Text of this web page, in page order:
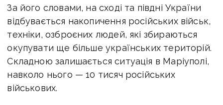
За його словами, на сході та півдні України
відбувається накопичення російських військ,
техніки, озброєних людей, які збираються
окупувати ще більше українських територій.
Складною залишається ситуація в Маріуполі,
навколо нього — 10 тисяч російських
військових.